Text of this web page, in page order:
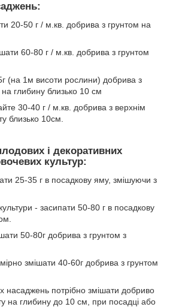
20-50 г / м.кв. добрива з грунтом на
60-80 г / м.кв. добрива з грунтом
(на 1м висоти рослини) добрива з
глибину близько 10 см
30-40 г / м.кв. добрива з верхнім
близько 10см.
і декоративних
культур:
25-35 г в посадкову яму, змішуючи з
культури - засипати 50-80 г в посадкову
50-80г добрива з грунтом з
змішати 40-60г добрива з грунтом
насаджень потрібно змішати добриво
на глибину до 10 см, при посадці або